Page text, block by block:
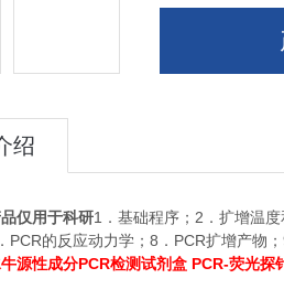
绍
仅用于科研1 ．基础程序； 2 ．扩增温
． PCR的反应动力学； 8 ． PCR扩增产物；
源性成分PCR检测试剂盒 PCR-荧光探